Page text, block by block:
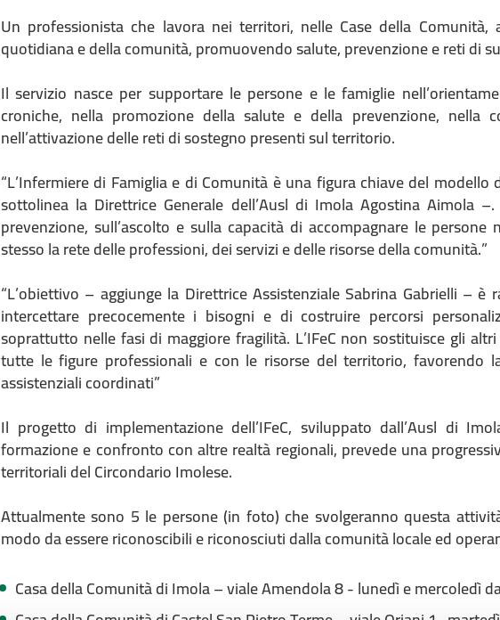
Un professionista che lavora nei territori, nelle Case della
quotidiana e della comunità, promuovendo salute, prevenzione e reti di
Il servizio nasce per supportare le persone e le famiglie
croniche, nella promozione della salute e della prevenzione, nella
nell’attivazione delle reti di sostegno presenti sul territorio.
“L’Infermiere di Famiglia e di Comunità è una figura chiave del
sottolinea la Direttrice Generale dell’Ausl di Imola Agostina Aimola
prevenzione, sull’ascolto e sulla capacità di accompagnare le
stesso la rete delle professioni, dei servizi e delle risorse della comunità.”
“L’obiettivo – aggiunge la Direttrice Assistenziale Sabrina Gabrielli –
intercettare precocemente i bisogni e di costruire percorsi
soprattutto nelle fasi di maggiore fragilità. L’IFeC non sostituisce gli
tutte le figure professionali e con le risorse del territorio, favorendo
assistenziali coordinati”
Il progetto di implementazione dell’IFeC, sviluppato dall’Ausl di
formazione e confronto con altre realtà regionali, prevede una
territoriali del Circondario Imolese.
Attualmente sono 5 le persone (in foto) che svolgeranno questa
modo da essere riconoscibili e riconosciuti dalla comunità locale ed
Casa della Comunità di Imola – viale Amendola 8 - lunedì e mercoledì